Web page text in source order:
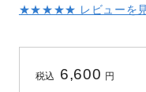
★★★★★ レビューを見
税込 6,600 円